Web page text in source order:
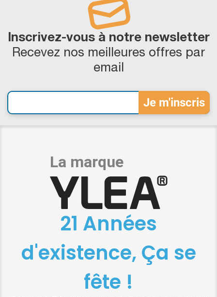
Inscrivez-vous à notre newsletter
Recevez nos meilleures offres par
email
21 Années
d'existence, Ça se
fête !